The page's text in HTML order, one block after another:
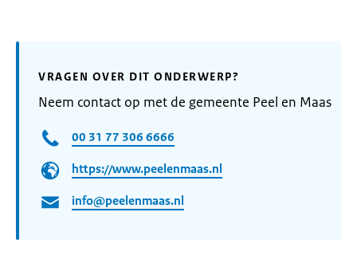
VRAGEN OVER DIT ONDERWERP?
Neem contact op met de gemeente Peel en Maas
00 31 77 306 6666
https://www.peelenmaas.nl
info@peelenmaas.nl